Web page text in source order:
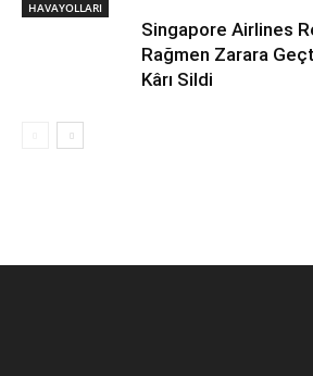
HAVAYOLLARI
Singapore Airlines
Rağmen Zarara
Kârı Sildi